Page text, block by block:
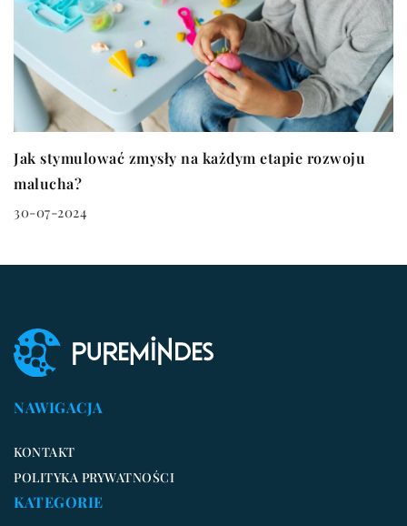
Jak stymulować zmysły na każdym etapie rozwoju
malucha?
30-07-2024
NAWIGACJA
KONTAKT
POLITYKA PRYWATNOŚCI
KATEGORIE